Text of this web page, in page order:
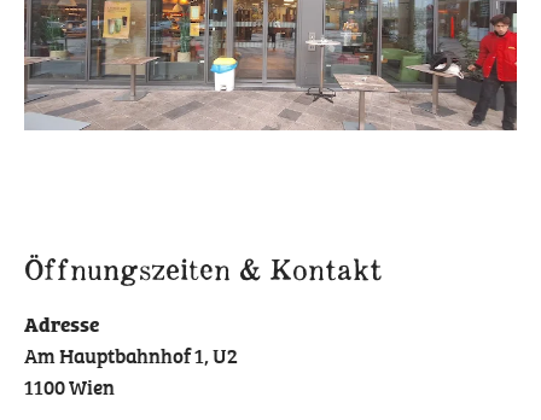
Öffnungszeiten & Kontakt
Adresse
Am Hauptbahnhof 1, U2
1100 Wien